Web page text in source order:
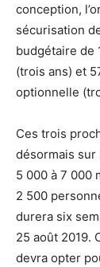
conception,
sécurisation
budgétaire de
(trois ans) et
optionnelle
Ces trois
désormais sur
5 000 à 7 000
2 500
durera six
25 août 2019.
devra opter